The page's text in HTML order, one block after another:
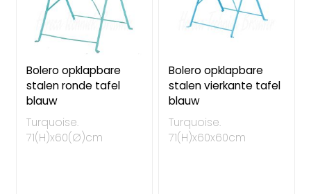
Bolero opklapbare
stalen ronde tafel
blauw
Turquoise.
71(H)x60(Ø)cm
Bolero opklapbare
stalen vierkante tafel
blauw
Turquoise.
71(H)x60x60cm